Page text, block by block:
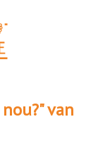
" van